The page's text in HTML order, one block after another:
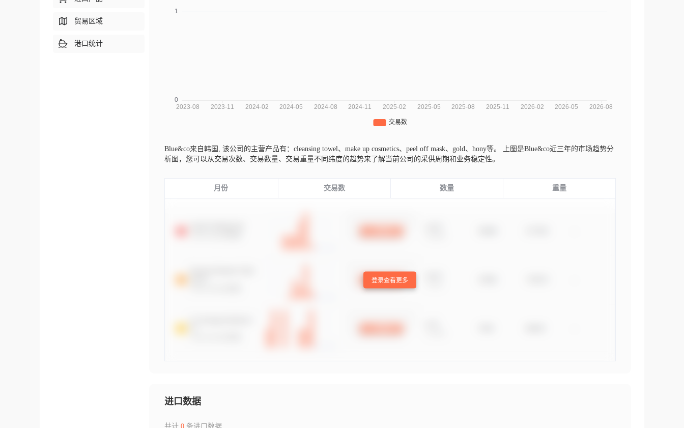
Blue&co来自韩国, 该公司的主营产品有：cleansing towel、make up cosmetics、peel off mask、gold、hony等。
上图是Blue&co近三年的市场趋势分
析图，您可以从交易次数、交易数量、交易重量不同纬度的趋势来了解当前公司的采供周期和业务稳定性。
月份 交易数 数量 重量
登录查看更多
进口数据
共计 0条进口数据
贸易区域
港口统计